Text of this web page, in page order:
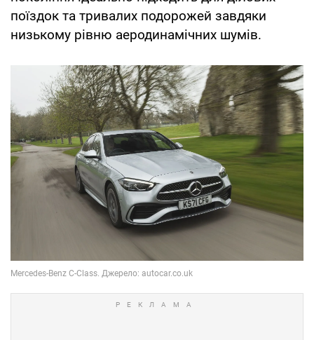
поїздок та тривалих подорожей завдяки
низькому рівню аеродинамічних шумів.